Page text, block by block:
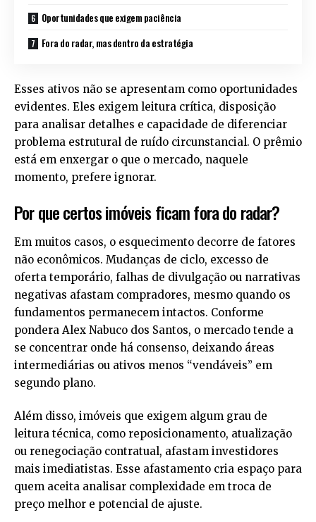
Oportunidades que exigem paciência
Fora do radar, mas dentro da estratégia
Esses ativos não se apresentam como oportunidades
evidentes. Eles exigem leitura crítica, disposição
para analisar detalhes e capacidade de diferenciar
problema estrutural de ruído circunstancial. O prêmio
está em enxergar o que o mercado, naquele
momento, prefere ignorar.
Por que certos imóveis ficam fora do radar?
Em muitos casos, o esquecimento decorre de fatores
não econômicos. Mudanças de ciclo, excesso de
oferta temporário, falhas de divulgação ou narrativas
negativas afastam compradores, mesmo quando os
fundamentos permanecem intactos. Conforme
pondera Alex Nabuco dos Santos, o mercado tende a
se concentrar onde há consenso, deixando áreas
intermediárias ou ativos menos “vendáveis” em
segundo plano.
Além disso, imóveis que exigem algum grau de
leitura técnica, como reposicionamento, atualização
ou renegociação contratual, afastam investidores
mais imediatistas. Esse afastamento cria espaço para
quem aceita analisar complexidade em troca de
preço melhor e potencial de ajuste.